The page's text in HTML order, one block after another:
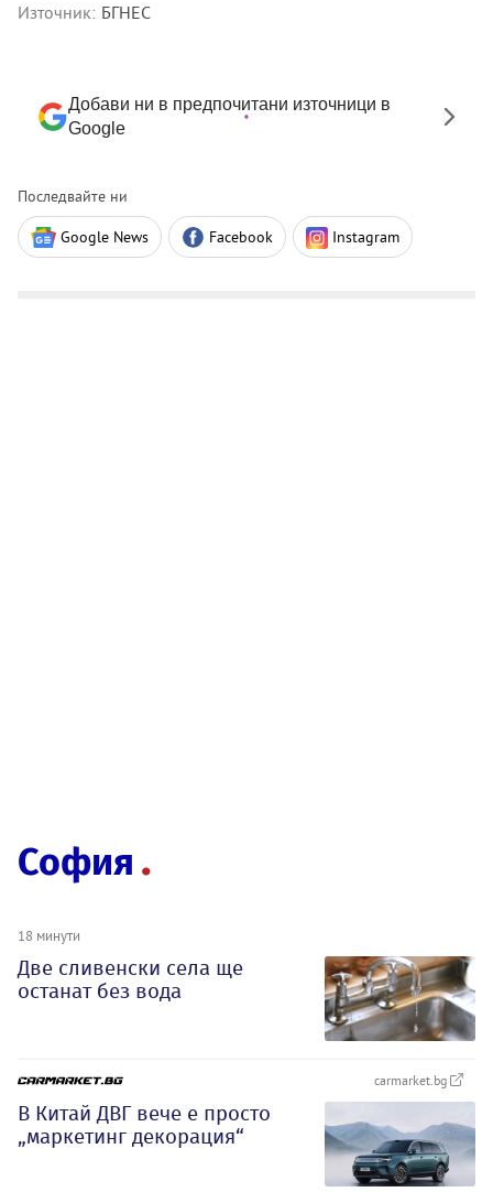
Източник: БГНЕС
Добави ни в предпочитани източници в
Google
Последвайте ни
Google News Facebook Instagram
София
18 минути
Две сливенски села ще
останат без вода
carmarket.bg
В Китай ДВГ вече е просто
„маркетинг декорация“